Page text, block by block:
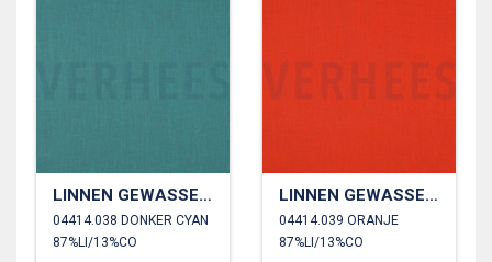
LINNEN GEWASSEN 230 GM2
04414.038 DONKER CYAN
87%LI/13%CO
LINNEN GEWASSEN 230 GM2
04414.039 ORANJE
87%LI/13%CO